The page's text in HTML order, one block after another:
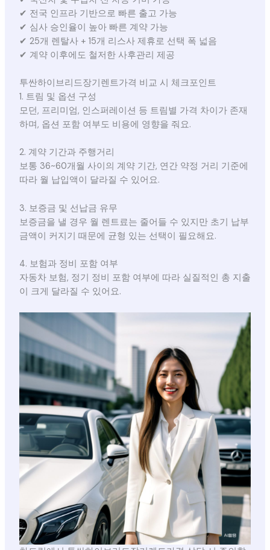
✔ 전국 인프라 기반으로 빠른 출고 가능
✔ 심사 승인율이 높아 빠른 계약 가능
✔ 25개 렌탈사 + 15개 리스사 제휴로 선택 폭 넓음
✔ 계약 이후에도 철저한 사후관리 제공
투싼하이브리드장기렌트가격 비교 시 체크포인트
1. 트림 및 옵션 구성
모던, 프리미엄, 인스퍼레이션 등 트림별 가격 차이가 존재
하며, 옵션 포함 여부도 비용에 영향을 줘요.
2. 계약 기간과 주행거리
보통 36~60개월 사이의 계약 기간, 연간 약정 거리 기준에
따라 월 납입액이 달라질 수 있어요.
3. 보증금 및 선납금 유무
보증금을 낼 경우 월 렌트료는 줄어들 수 있지만 초기 납부
금액이 커지기 때문에 균형 있는 선택이 필요해요.
4. 보험과 정비 포함 여부
자동차 보험, 정기 정비 포함 여부에 따라 실질적인 총 지출
이 크게 달라질 수 있어요.